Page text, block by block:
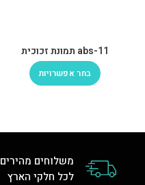
abs-11 תמונת זכוכית
בחר אפשרויות
משלוחים מהירים
לכל חלקי הארץ